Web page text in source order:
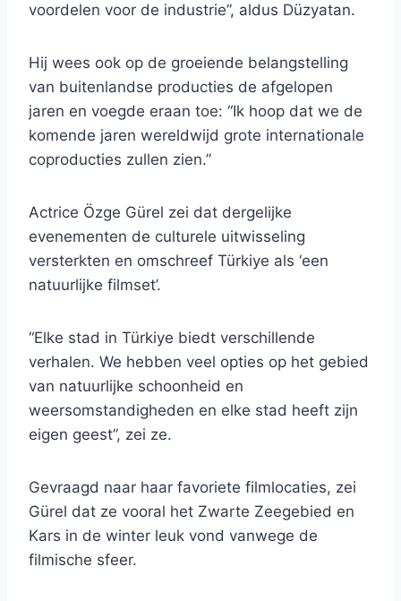
voordelen voor de industrie”, aldus Düzyatan.
Hij wees ook op de groeiende belangstelling
van buitenlandse producties de afgelopen
jaren en voegde eraan toe: “Ik hoop dat we de
komende jaren wereldwijd grote internationale
coproducties zullen zien.”
Actrice Özge Gürel zei dat dergelijke
evenementen de culturele uitwisseling
versterkten en omschreef Türkiye als ‘een
natuurlijke filmset’.
“Elke stad in Türkiye biedt verschillende
verhalen. We hebben veel opties op het gebied
van natuurlijke schoonheid en
weersomstandigheden en elke stad heeft zijn
eigen geest”, zei ze.
Gevraagd naar haar favoriete filmlocaties, zei
Gürel dat ze vooral het Zwarte Zeegebied en
Kars in de winter leuk vond vanwege de
filmische sfeer.